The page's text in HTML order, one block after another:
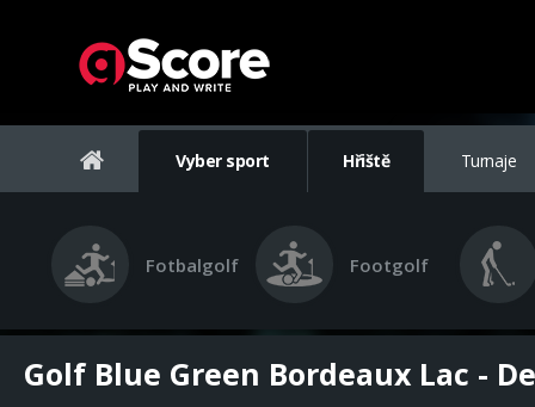
Vyber sport Hřiště Turnaje
Fotbalgolf Footgolf
Golf Blue Green Bordeaux Lac -